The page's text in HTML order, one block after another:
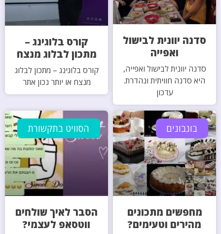
סדנה יוונית לבישול
ואפייה
סדנה יוונית לבישול ואפייה,
היא סדנה חוויתית ונהדרת.
עדכון
קורס בלוגינג –
מתכון לבלוג מנצח
קורס בלוגינג – מתכון לבלוג
מנצח או יותר נכון אתר
בונבונים
מחפשים מתכונים
מהירים וטעימים?
הסוויט בתקשורת
הסבר לאיך שולחים
ווטסאפ לעצמי?